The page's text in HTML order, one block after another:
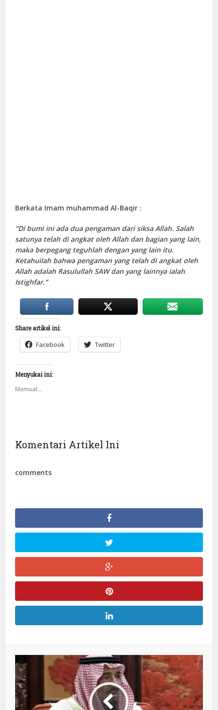
Berkata Imam muhammad Al-Baqir :
“Di bumi ini ada dua pengaman dari siksa Allah. Salah
satunya telah di angkat oleh Allah dan bagian yang lain,
maka berpegang teguhlah dengan yang lain itu.
Ketahuilah bahwa pengaman yang telah di angkat oleh
Allah adalah Rasulullah SAW dan yang lainnya ialah
Istighfar.”
Share artikel ini:
Facebook Twitter
Menyukai ini:
Memuat...
Komentari Artikel Ini
comments